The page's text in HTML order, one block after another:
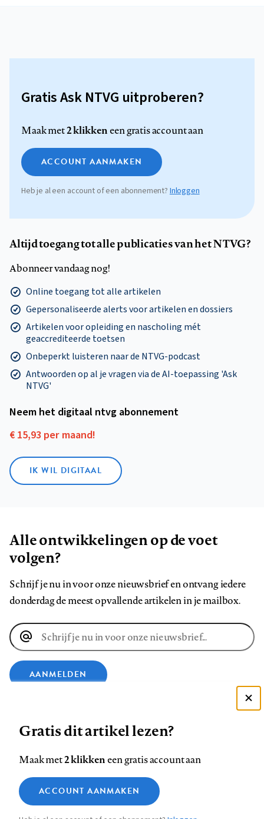
Gratis Ask NTVG uitproberen?
Maak met2 klikkeneen gratis account aan
ACCOUNT AANMAKEN
Heb je al een account of een abonnement?Inloggen
Altijd toegang tot alle publicaties van het NTVG?
Abonneer vandaag nog!
Online toegang tot alle artikelen
Gepersonaliseerde alerts voor artikelen en dossiers
Artikelen voor opleiding en nascholing mét
geaccrediteerde toetsen
Onbeperkt luisteren naar de NTVG-podcast
Antwoorden op al je vragen via de AI-toepassing 'Ask
NTVG'
Neem het digitaal ntvg abonnement
€ 15,93 per maand!
IK WIL DIGITAAL
Alle ontwikkelingen op de voet
volgen?
Schrijf je nu in voor onze nieuwsbrief en ontvang iedere
donderdag de meest opvallende artikelen in je mailbox.
E-
mailadres
AANMELDEN
op
Facebook
op
LinkedIn
op
Bluesky
ons
op
InstagramYouTube
Footer
Contact Colofon Disclaimer Privacy
Medische vragen verdienen
betrouwbare antwoorden
Zie onze cookie policy
Analytische cookies
Gratis dit artikel lezen?
Maak met2 klikkeneen gratis account aan
ACCOUNT AANMAKEN